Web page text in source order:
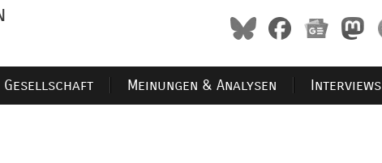
Gesellschaft Meinungen & Analysen Interviews